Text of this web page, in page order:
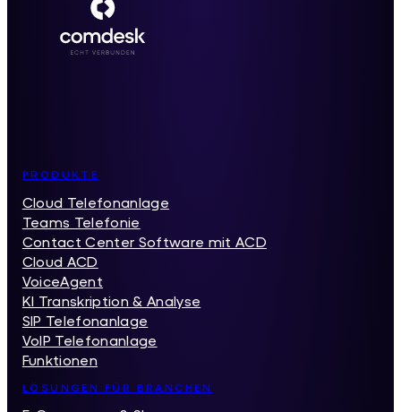
Inhaltsverzeichnis
PRODUKTE
Cloud Telefonanlage
Teams Telefonie
Contact Center Software mit ACD
Cloud ACD
VoiceAgent
KI Transkription & Analyse
SIP Telefonanlage
VoIP Telefonanlage
Funktionen
LÖSUNGEN FÜR BRANCHEN